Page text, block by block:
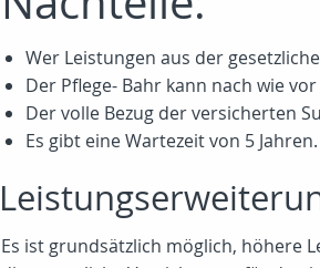
Wer Leistungen aus der
Der Pflege- Bahr kann nach wie
Der volle Bezug der versicherten
Es gibt eine Wartezeit von 5 Jahren.
Es ist grundsätzlich möglich, höhere